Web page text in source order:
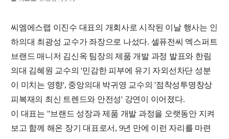
씨엠에스랩 이진수 대표의 개회사로 시작된 이날 행사는 인
하의대 최광성 교수가 좌장으로 나섰다. 셀퓨전씨 엑스퍼트
브랜드 매니저 김신옥 팀장의 제품 개발 과정 발표와 한림
의대 김혜원 교수의 '민감한 피부에 유기 자외선차단 성분
이 미치는 영향', 중앙의대 박귀영 교수의 '점착성투명창상
피복재의 최신 트렌드와 안전성' 강연이 이어졌다.
이 대표는 "브랜드 성장과 제품 개발 과정을 오랫동안 지켜
보고 함께 해온 장기 대표로서, 9년 만에 이런 자리를 마련